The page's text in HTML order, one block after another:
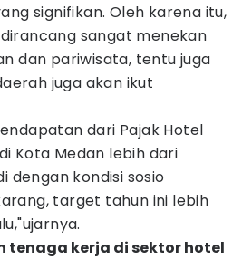
signifikan. Oleh karena itu,
sangat menekan
dan pariwisata, tentu juga
juga akan ikut
dari Pajak Hotel
Kota Medan lebih dari
dengan kondisi sosio
target tahun ini lebih
tenaga kerja di sektor hotel